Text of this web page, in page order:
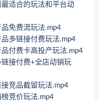
适合的玩法和平台动
免费流玩法.mp4
多链接付费玩法.mp4
付费卡高投产玩法.mp4
接付费+全店动销玩
竞品截留玩法.mp4
竞价玩法.mp4